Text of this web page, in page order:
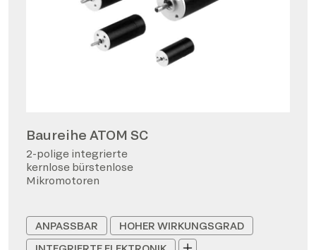
Baureihe ATOM SC
2-polige integrierte
kernlose bürstenlose
Mikromotoren
ANPASSBAR
HOHER WIRKUNGSGRAD